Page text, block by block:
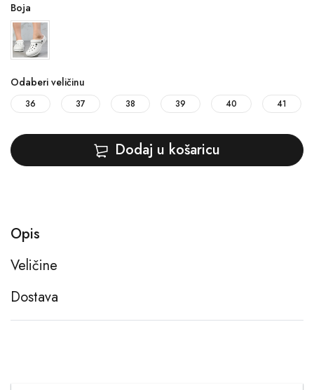
Boja
Odaberi veličinu
36 37 38 39 40 41
Dodaj u košaricu
Opis
Veličine
Dostava